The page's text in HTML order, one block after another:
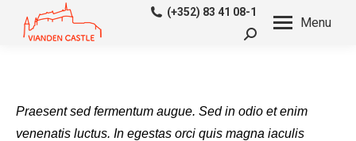
Menu
(+352) 83 41 08-1
Search:
Praesent sed fermentum augue. Sed in odio et enim
venenatis luctus. In egestas orci quis magna iaculis